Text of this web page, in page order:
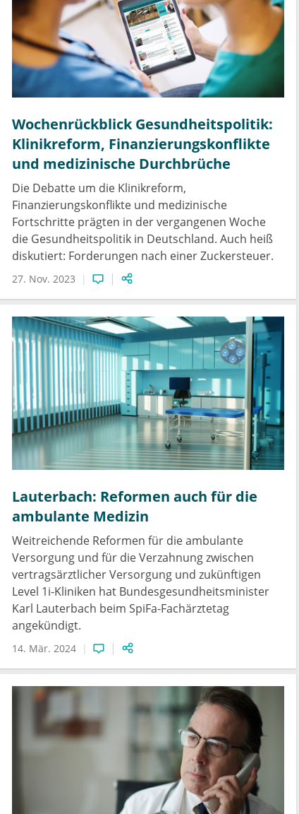
Wochenrückblick Gesundheitspolitik:
Klinikreform, Finanzierungskonflikte
und medizinische Durchbrüche
Die Debatte um die Klinikreform,
Finanzierungskonflikte und medizinische
Fortschritte prägten in der vergangenen Woche
die Gesundheitspolitik in Deutschland. Auch heiß
diskutiert: Forderungen nach einer Zuckersteuer.
27. Nov. 2023
Lauterbach: Reformen auch für die
ambulante Medizin
Weitreichende Reformen für die ambulante
Versorgung und für die Verzahnung zwischen
vertragsärztlicher Versorgung und zukünftigen
Level 1i-Kliniken hat Bundesgesundheitsminister
Karl Lauterbach beim SpiFa-Fachärztetag
angekündigt.
14. Mär. 2024